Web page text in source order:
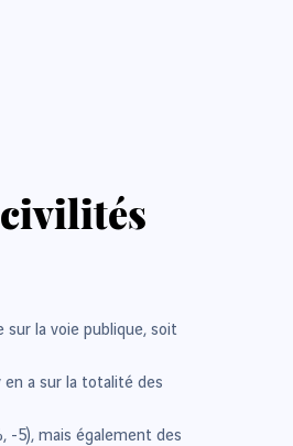
sur la voie publique, soit
en a sur la totalité des
-5), mais également des